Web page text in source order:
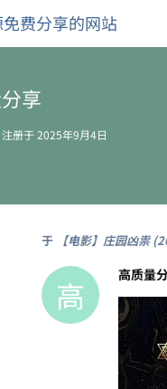
费分享的网站
享
注册于2025年9月4日
于 【电影】庄园凶祟
高 高质量